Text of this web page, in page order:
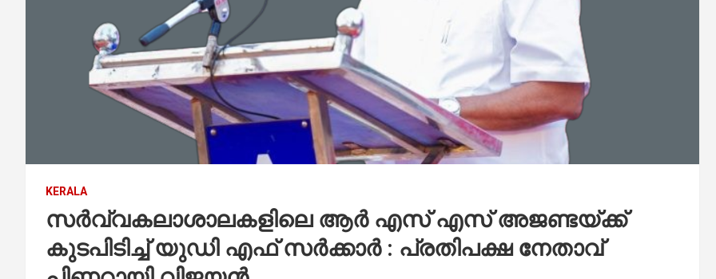
KERALA
സർവ്വകലാശാലകളിലെ ആർ എസ് എസ് അജണ്ടയ്ക്ക്
കുടപിടിച്ച് യുഡി എഫ് സർക്കാർ : പ്രതിപക്ഷ നേതാവ്